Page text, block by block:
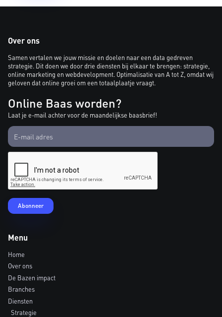
Over ons
Samen vertalen we jouw missie en doelen naar een data gedreven
strategie. Dit doen we door drie diensten bij elkaar te brengen: strategie,
online marketing en webdevelopment. Optimalisatie van A tot Z, omdat wij
geloven dat online groei om een totaalplaatje vraagt.
Online Baas worden?
Laat je e-mail achter voor de maandelijkse baasbrief!
Menu
Home
Over ons
De Bazen impact
Branches
Diensten
Strategie